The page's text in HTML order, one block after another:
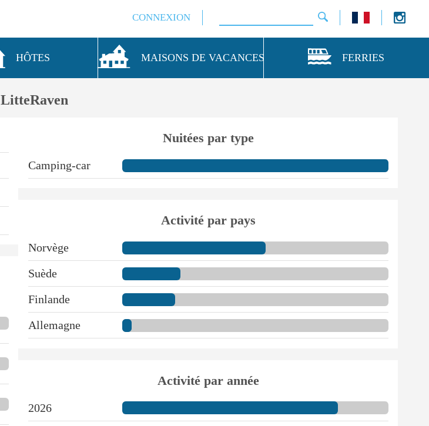
CONNEXION
HÔTES MAISONS DE VACANCES FERRIES
LitteRaven
Nuitées par type
Camping-car
Activité par pays
Norvège
Suède
Finlande
Allemagne
Activité par année
2026